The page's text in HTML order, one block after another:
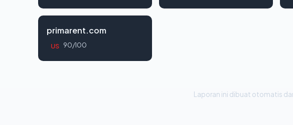
primarent.com
US 90/100
Laporan ini dibuat otomatis